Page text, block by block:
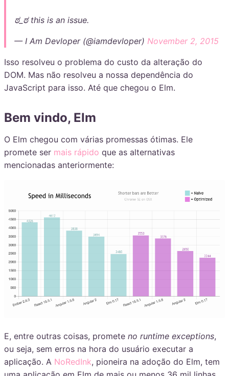
ಠ_ಠ this is an issue.
— I Am Devloper (@iamdevloper) November 2, 2015
Isso resolveu o problema do custo da alteração do
DOM. Mas não resolveu a nossa dependência do
JavaScript para isso. Até que chegou o Elm.
Bem vindo, Elm
O Elm chegou com várias promessas ótimas. Ele
promete ser mais rápido que as alternativas
mencionadas anteriormente:
E, entre outras coisas, promete no runtime exceptions,
ou seja, sem erros na hora do usuário executar a
aplicação. A NoRedInk, pioneira na adoção do Elm, tem